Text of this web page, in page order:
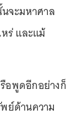
นจะมหาศาล
หร่ และแม้
รือพูดอีกอย่างก็
ย์ด้านความ